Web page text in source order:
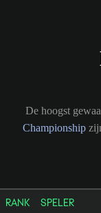
De hoogst
Championship
RANK SPELER